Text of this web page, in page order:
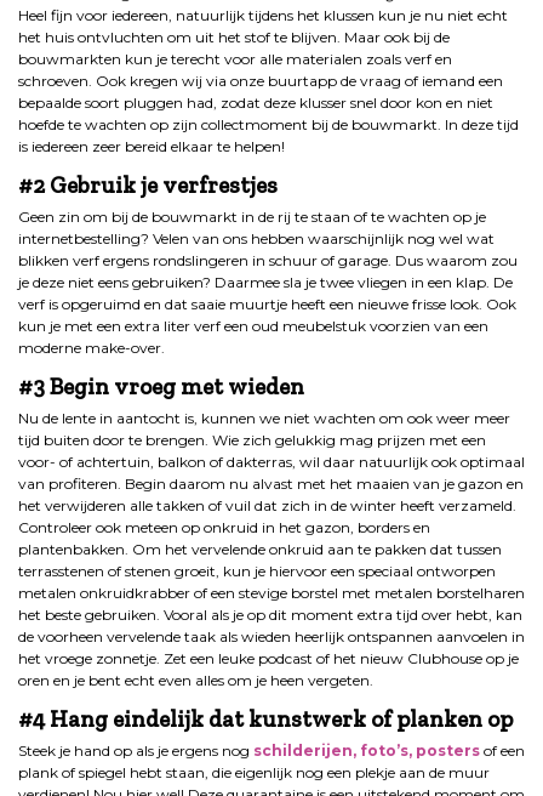
Heel fijn voor iedereen, natuurlijk tijdens het klussen kun je nu niet echt
het huis ontvluchten om uit het stof te blijven. Maar ook bij de
bouwmarkten kun je terecht voor alle materialen zoals verf en
schroeven. Ook kregen wij via onze buurtapp de vraag of iemand een
bepaalde soort pluggen had, zodat deze klusser snel door kon en niet
hoefde te wachten op zijn collectmoment bij de bouwmarkt. In deze tijd
is iedereen zeer bereid elkaar te helpen!
#2 Gebruik je verfrestjes
Geen zin om bij de bouwmarkt in de rij te staan of te wachten op je
internetbestelling? Velen van ons hebben waarschijnlijk nog wel wat
blikken verf ergens rondslingeren in schuur of garage. Dus waarom zou
je deze niet eens gebruiken? Daarmee sla je twee vliegen in een klap. De
verf is opgeruimd en dat saaie muurtje heeft een nieuwe frisse look. Ook
kun je met een extra liter verf een oud meubelstuk voorzien van een
moderne make-over.
#3 Begin vroeg met wieden
Nu de lente in aantocht is, kunnen we niet wachten om ook weer meer
tijd buiten door te brengen. Wie zich gelukkig mag prijzen met een
voor- of achtertuin, balkon of dakterras, wil daar natuurlijk ook optimaal
van profiteren. Begin daarom nu alvast met het maaien van je gazon en
het verwijderen alle takken of vuil dat zich in de winter heeft verzameld.
Controleer ook meteen op onkruid in het gazon, borders en
plantenbakken. Om het vervelende onkruid aan te pakken dat tussen
terrasstenen of stenen groeit, kun je hiervoor een speciaal ontworpen
metalen onkruidkrabber of een stevige borstel met metalen borstelharen
het beste gebruiken. Vooral als je op dit moment extra tijd over hebt, kan
de voorheen vervelende taak als wieden heerlijk ontspannen aanvoelen in
het vroege zonnetje. Zet een leuke podcast of het nieuw Clubhouse op je
oren en je bent echt even alles om je heen vergeten.
#4 Hang eindelijk dat kunstwerk of planken op
Steek je hand op als je ergens nog schilderijen, foto’s, posters of een
plank of spiegel hebt staan, die eigenlijk nog een plekje aan de muur